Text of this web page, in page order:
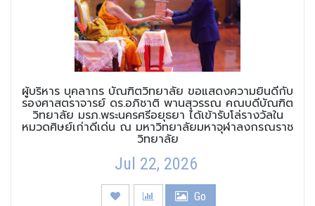
ผู้บริหาร บุคลากร บัณฑิตวิทยาลัย ขอแสดงความยินดีกับ
รองศาสตราจารย์ ดร.อภิชาติ พานสุวรรณ คณบดีบัณฑิต
วิทยาลัย มรภ.พระนครศรีอยุธยา ได้เข้ารับโล่รางวัลใน
หมวดศิษย์เก่าดีเด่น ณ มหาวิทยาลัยมหาจุฬาลงกรณราช
วิทยาลัย
Jul 22, 2026
Go